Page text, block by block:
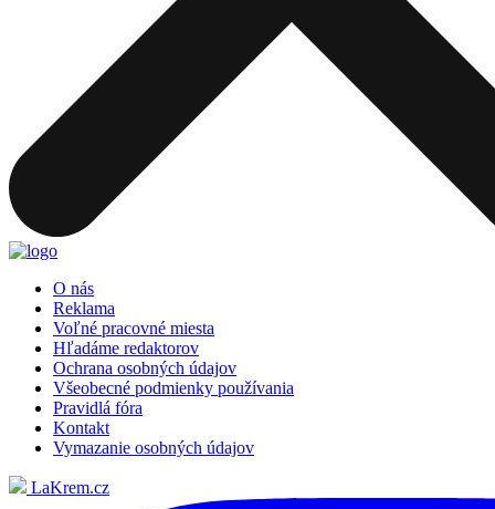
O nás
Reklama
Voľné pracovné miesta
Hľadáme redaktorov
Ochrana osobných údajov
Všeobecné podmienky používania
Pravidlá fóra
Kontakt
Vymazanie osobných údajov
LaKrem.cz